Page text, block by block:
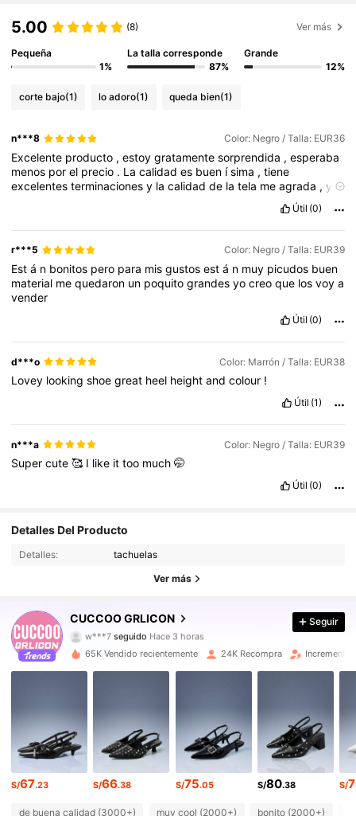
5.00 (8) Ver más
Pequeña
1%
La talla corresponde
87%
Grande
12%
corte bajo(1) lo adoro(1) queda bien(1)
n***8 Color: Negro / Talla: EUR36
Excelente producto ,estoygratamentesorprendida ,esperaba
menos porel precio . Lacalidades buen ísima ,tiene
excelentesterminacionesy lacalidadde latela meagrada ,y
es
ñoenel
productoyllegóperfectamenteembalado.Latabladetallas
es correcta ,el perfecci ,sesiente
muycómodo. conel producto, super
ómisexpectativas.Recomiendototalmenteelproductoyla
tienda. Me gustanmucholosproductosdeShein ,larelación
precio/
novedosos
Útil (0)
r***5 Color: Negro / Talla: EUR39
Está n bonitos pero para misgustosestá n muy picudos buen
material mequedaron un poquitograndesyocreoque losvoya
vender
Útil (0)
d***o Color: Marrón / Talla: EUR38
Lovey lookingshoegreat heel heightandcolour !
Útil (1)
n***a Color: Negro / Talla: EUR39
Supercute🥰 I like ittoo much🤭
Útil (0)
Detalles Del Producto
Detalles: tachuelas
Ver más
CUCCOO GRLICON
4.89 97K Seguidores
4.89
97K Seguidores
4.89 97K Seguidores
4.89 97K Seguidores
Seguir
65K Vendido recientemente 24K Recompra Incremento
S/67.23 S/66.38 S/75.05 S/80.38 S/
de buena calidad (3000+) muy cool (2000+) bonito (2000+)